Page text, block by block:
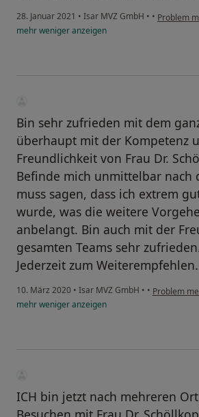
28. Januar 2021 • Isar MVZ GmbH • • Problem
mehrwenigeranzeigen
Bin sehr zufrieden mit dem
überhaupt mit der Kompetenz
Freundlichkeit von Frau Dr.
Befinde mich unmittelbar nach
muss sagen, dass ich extrem
wurde, was die weitere
anbelangt. Bin auch mit der
gesamten Teams sehr
Jederzeit zum Weiterempfehlen.
10. März 2020 • Isar MVZ GmbH • • Problem
mehrwenigeranzeigen
ICH bin jetzt nach mehreren